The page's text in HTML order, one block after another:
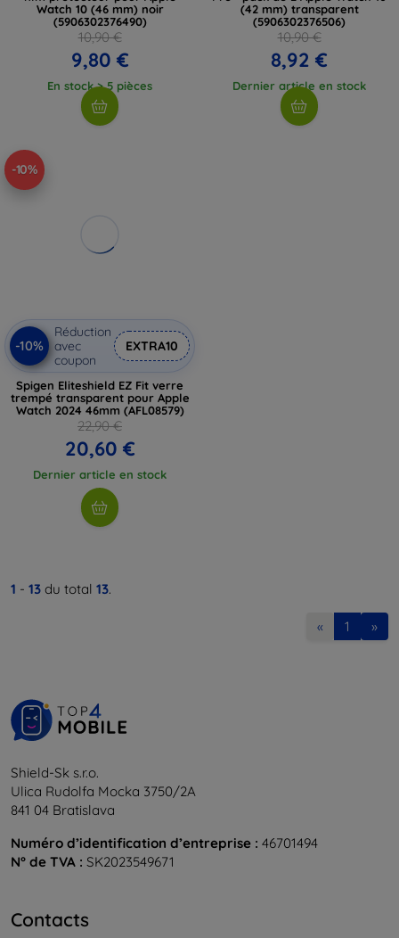
Watch 10 (46 mm) noir
(5906302376490)
10,90 €
9,80 €
En stock > 5 pièces
(42 mm) transparent
(5906302376506)
10,90 €
8,92 €
Dernier article en stock
-10%
-10%
Réduction
avec
coupon
EXTRA10
Spigen Eliteshield EZ Fit verre
trempé transparent pour Apple
Watch 2024 46mm (AFL08579)
22,90 €
20,60 €
Dernier article en stock
1 - 13 du total 13.
« 1 »
Shield-Sk s.r.o.
Ulica Rudolfa Mocka 3750/2A
841 04 Bratislava
Numéro d’identification d’entreprise : 46701494
N° de TVA : SK2023549671
Contacts